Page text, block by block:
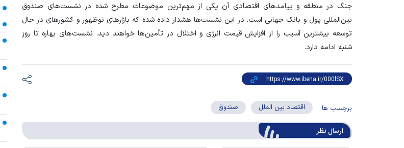
جنگ در منطقه و پیامدهای اقتصادی آن یکی از مهم‌ترین موضوعات مطرح شده در نشست‌های صندوق
بین‌المللی پول و بانک جهانی است. در این نشست‌ها هشدار داده شده که بازارهای نوظهور و کشورهای در حال
توسعه بیشترین آسیب را از افزایش قیمت انرژی و اختلال در تأمین‌ها خواهند دید. نشست‌های بهاره تا روز
شنبه ادامه دارد.
برچسب ها: اقتصاد بین الملل صندوق
ارسال‌ نظر